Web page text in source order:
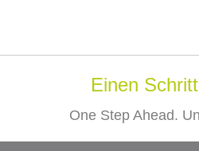
Einen
One Step Ahead.